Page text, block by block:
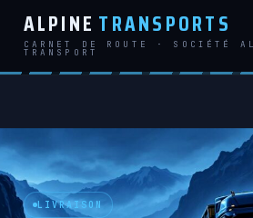
ALPINE TRANSPORTS
CARNET DE ROUTE · SOCIÉTÉ
TRANSPORT
LIVRAISON